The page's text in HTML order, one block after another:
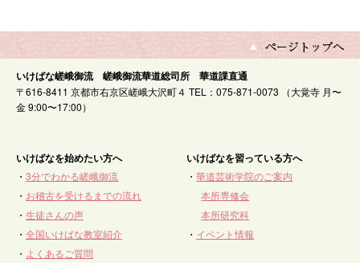
いけばな嵯峨御流 嵯峨御流華道総司所 華道課直通
〒616-8411 京都市右京区嵯峨大沢町４ TEL：075-871-0073 （大覚寺 月〜
金 9:00〜17:00）
いけばなを始めたい方へ
・ 3分でわかる嵯峨御流
・ お稽古を受けるまでの流れ
・ 生徒さんの声
・ 全国いけばな教室紹介
・ よくあるご質問
いけばなを習っている方へ
・華道芸術学院のご案内
本所専修会
本所研究科
・ イベント情報